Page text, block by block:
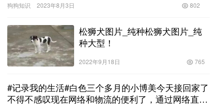
为重要…
狗狗知识 2023年8月3日 802
松狮犬图片_纯种松狮犬图片_纯
种大型！
2022年9月18日 765
#记录我的生活#白色三个多月的小博美今天接回家了
不得不感叹现在网络和物流的便利了，通过网络直播